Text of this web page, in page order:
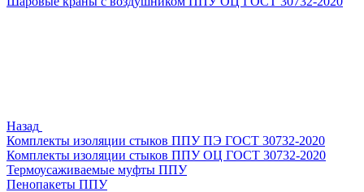
Назад
Комплекты изоляции стыков ППУ ПЭ ГОСТ 30732-2020
Комплекты изоляции стыков ППУ ОЦ ГОСТ 30732-2020
Термоусаживаемые муфты ППУ
Пенопакеты ППУ